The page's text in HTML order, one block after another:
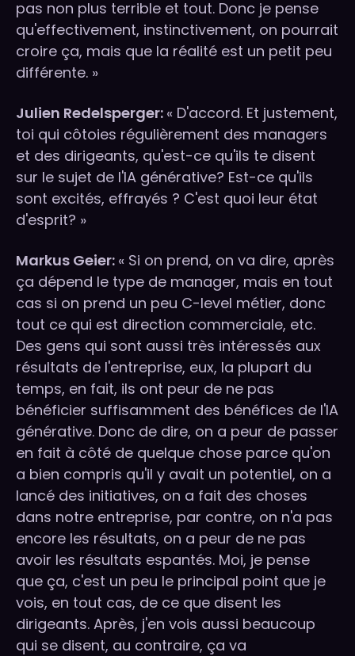
pas non plus terrible et tout. Donc je pense
qu'effectivement, instinctivement, on pourrait
croire ça, mais que la réalité est un petit peu
différente. »
Julien Redelsperger: « D'accord. Et justement,
toi qui côtoies régulièrement des managers
et des dirigeants, qu'est-ce qu'ils te disent
sur le sujet de l'IA générative? Est-ce qu'ils
sont excités, effrayés ? C'est quoi leur état
d'esprit? »
Markus Geier: « Si on prend, on va dire, après
ça dépend le type de manager, mais en tout
cas si on prend un peu C-level métier, donc
tout ce qui est direction commerciale, etc.
Des gens qui sont aussi très intéressés aux
résultats de l'entreprise, eux, la plupart du
temps, en fait, ils ont peur de ne pas
bénéficier suffisamment des bénéfices de l'IA
générative. Donc de dire, on a peur de passer
en fait à côté de quelque chose parce qu'on
a bien compris qu'il y avait un potentiel, on a
lancé des initiatives, on a fait des choses
dans notre entreprise, par contre, on n'a pas
encore les résultats, on a peur de ne pas
avoir les résultats espantés. Moi, je pense
que ça, c'est un peu le principal point que je
vois, en tout cas, de ce que disent les
dirigeants. Après, j'en vois aussi beaucoup
qui se disent, au contraire, ça va